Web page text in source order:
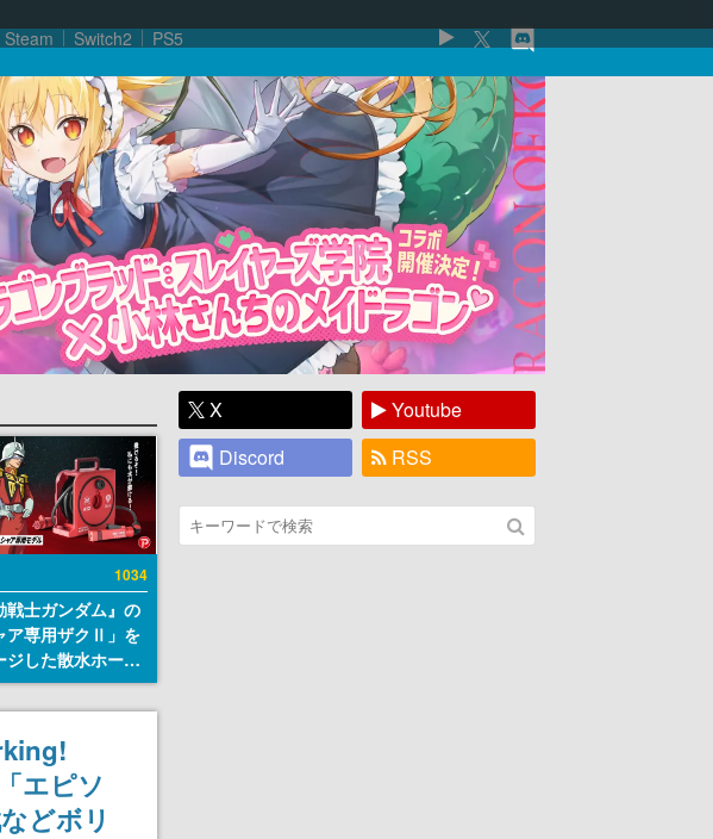
Steam Switch2 PS5
1034
戦士ガンダム』の
ア専用ザクⅡ」を
ジした散水ホース
が予約開始。本体
ャアのパーソナル
やジオン公国軍の
ム、型式番号な
エピソ
どボリ
X
Youtube
Discord
RSS